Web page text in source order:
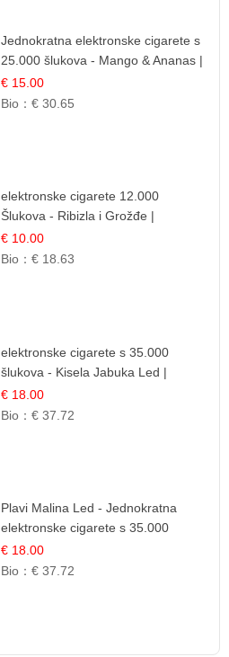
Jednokratna elektronske cigarete s
25.000 šlukova - Mango & Ananas |
Egzotična Voćna Mješavina
€ 15.00
Bio：€ 30.65
elektronske cigarete 12.000
Šlukova - Ribizla i Grožđe |
Elegantna Voćna Kombinacija
€ 10.00
Bio：€ 18.63
elektronske cigarete s 35.000
šlukova - Kisela Jabuka Led |
Osježavajući Kiselo-Slatki Okus
€ 18.00
Bio：€ 37.72
Plavi Malina Led - Jednokratna
elektronske cigarete s 35.000
šlukova | IBVape
€ 18.00
Bio：€ 37.72